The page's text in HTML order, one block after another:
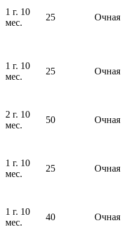
1 г. 10
мес.
25 Очная
1 г. 10
мес.
25 Очная
2 г. 10
мес.
50 Очная
1 г. 10
мес.
25 Очная
1 г. 10
мес.
40 Очная